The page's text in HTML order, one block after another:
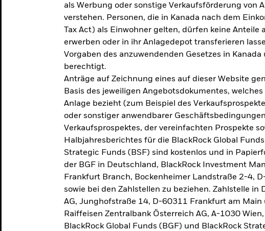
als Werbung oder sonstige Verkaufsförderung von
verstehen. Personen, die in Kanada nach dem
Tax Act) als Einwohner gelten, dürfen keine Anteile
erwerben oder in ihr Anlagedepot transferieren
Vorgaben des anzuwendenden Gesetzes in
berechtigt.
Anträge auf Zeichnung eines auf dieser Website
Basis des jeweiligen Angebotsdokumentes,
Anlage bezieht (zum Beispiel des
oder sonstiger anwendbarer
Verkaufsprospektes, der vereinfachten Prospekte
Halbjahresberichtes für die BlackRock Global
Strategic Funds (BSF) sind kostenlos und in
der BGF in Deutschland, BlackRock Investment
Frankfurt Branch, Bockenheimer Landstraße 2-4,
sowie bei den Zahlstellen zu beziehen. Zahlstelle in
AG, Junghofstraße 14, D-60311 Frankfurt am Main
Raiffeisen Zentralbank Österreich AG, A-1030
BlackRock Global Funds (BGF) und BlackRock